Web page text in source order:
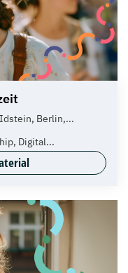
Berlin,...
Digital...